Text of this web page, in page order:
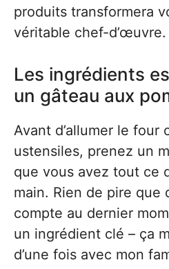
produits transformera
véritable chef-d’œuvre.
Les ingrédients
un gâteau aux
Avant d’allumer le four
ustensiles, prenez un
que vous avez tout ce
main. Rien de pire que
compte au dernier
un ingrédient clé – ça
d’une fois avec mon